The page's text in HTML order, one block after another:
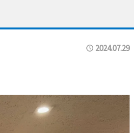
2024.07.29